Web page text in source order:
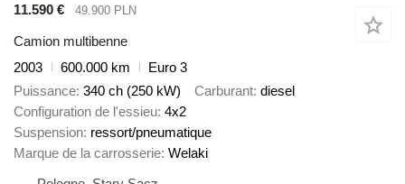
11.590 €
49.900 PLN
Camion multibenne
2003
600.000 km
Euro 3
Puissance 340 ch (250 kW) Carburant diesel
Configuration de l'essieu 4x2
Suspension ressort/pneumatique
Marque de la carrosserie Welaki